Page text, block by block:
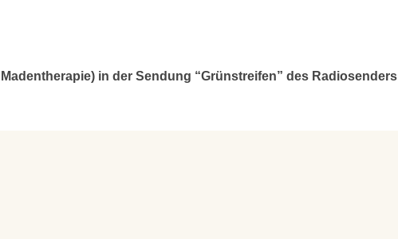
in der Sendung “Grünstreifen” des Radiosenders